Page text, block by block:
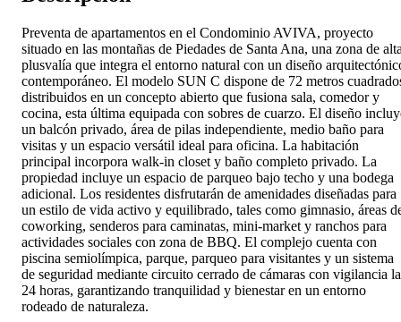
Preventa de apartamentos en el Condominio AVIVA, proyecto
situado en las montañas de Piedades de Santa Ana, una zona de
plusvalía que integra el entorno natural con un diseño
contemporáneo. El modelo SUN C dispone de 72 metros
distribuidos en un concepto abierto que fusiona sala, comedor y
cocina, esta última equipada con sobres de cuarzo. El diseño
un balcón privado, área de pilas independiente, medio baño para
visitas y un espacio versátil ideal para oficina. La habitación
principal incorpora walk-in closet y baño completo privado. La
propiedad incluye un espacio de parqueo bajo techo y una bodega
adicional. Los residentes disfrutarán de amenidades diseñadas para
un estilo de vida activo y equilibrado, tales como gimnasio, áreas
coworking, senderos para caminatas, mini-market y ranchos para
actividades sociales con zona de BBQ. El complejo cuenta con
piscina semiolímpica, parque, parqueo para visitantes y un sistema
de seguridad mediante circuito cerrado de cámaras con vigilancia
24 horas, garantizando tranquilidad y bienestar en un entorno
rodeado de naturaleza.